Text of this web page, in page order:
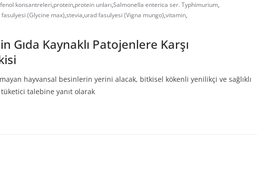
konsantreleri,protein,protein unları,Salmonella enterica ser. Typhimurium,
fasulyesi (Glycine max),stevia,urad fasulyesi (Vigna mungo),vitamin,
Gıda Kaynaklı Patojenlere Karşı
hayvansal besinlerin yerini alacak, bitkisel kökenli yenilikçi ve sağlıklı
talebine yanıt olarak